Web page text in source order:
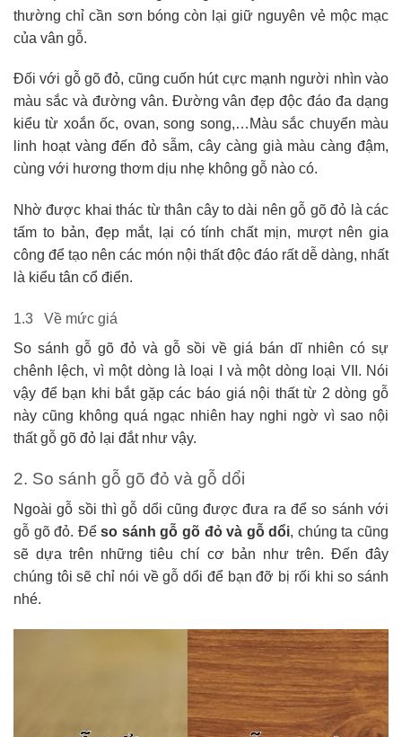
thường chỉ cần sơn bóng còn lại giữ nguyên vẻ mộc mạc
của vân gỗ.
Đối với gỗ gõ đỏ, cũng cuốn hút cực mạnh người nhìn vào
màu sắc và đường vân. Đường vân đẹp độc đáo đa dạng
kiểu từ xoắn ốc, ovan, song song,…Màu sắc chuyển màu
linh hoạt vàng đến đỏ sẫm, cây càng già màu càng đậm,
cùng với hương thơm dịu nhẹ không gỗ nào có.
Nhờ được khai thác từ thân cây to dài nên gỗ gõ đỏ là các
tấm to bản, đẹp mắt, lại có tính chất mịn, mượt nên gia
công để tạo nên các món nội thất độc đáo rất dễ dàng, nhất
là kiểu tân cổ điển.
1.3 Về mức giá
So sánh gỗ gõ đỏ và gỗ sồi về giá bán dĩ nhiên có sự
chênh lệch, vì một dòng là loại I và một dòng loại VII. Nói
vậy để bạn khi bắt gặp các báo giá nội thất từ 2 dòng gỗ
này cũng không quá ngạc nhiên hay nghi ngờ vì sao nội
thất gỗ gõ đỏ lại đắt như vậy.
2. So sánh gỗ gõ đỏ và gỗ dổi
Ngoài gỗ sồi thì gỗ dổi cũng được đưa ra để so sánh với
gỗ gõ đỏ. Đểso sánh gỗ gõ đỏ và gỗ dổi, chúng ta cũng
sẽ dựa trên những tiêu chí cơ bản như trên. Đến đây
chúng tôi sẽ chỉ nói về gỗ dổi để bạn đỡ bị rối khi so sánh
nhé.